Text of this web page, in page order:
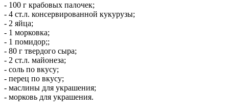
- 100 г крабовых палочек;
- 4 ст.л. консервированной кукурузы;
- 2 яйца;
- 1 морковка;
- 1 помидор;;
- 80 г твердого сыра;
- 2 ст.л. майонеза;
- соль по вкусу;
- перец по вкусу;
- маслины для украшения;
- морковь для украшения.